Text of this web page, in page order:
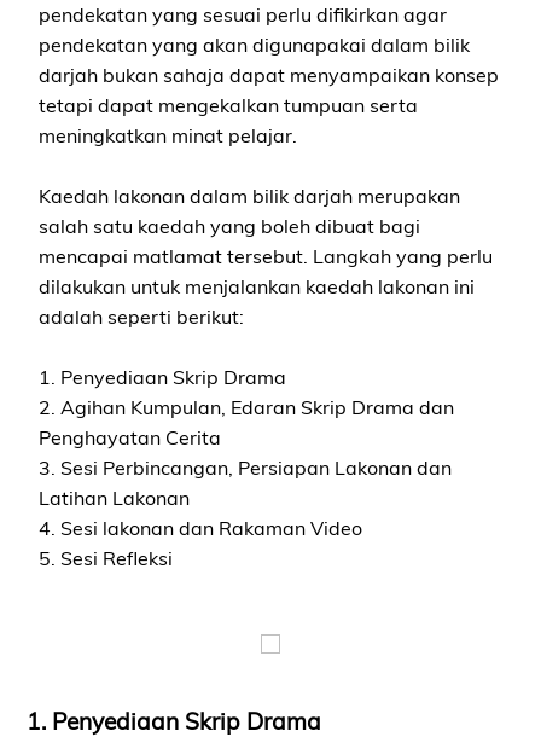
pendekatan yang sesuai perlu difikirkan agar
pendekatan yang akan digunapakai dalam bilik
darjah bukan sahaja dapat menyampaikan konsep
tetapi dapat mengekalkan tumpuan serta
meningkatkan minat pelajar.
Kaedah lakonan dalam bilik darjah merupakan
salah satu kaedah yang boleh dibuat bagi
mencapai matlamat tersebut. Langkah yang perlu
dilakukan untuk menjalankan kaedah lakonan ini
adalah seperti berikut:
1. Penyediaan Skrip Drama
2. Agihan Kumpulan, Edaran Skrip Drama dan
Penghayatan Cerita
3. Sesi Perbincangan, Persiapan Lakonan dan
Latihan Lakonan
4. Sesi lakonan dan Rakaman Video
5. Sesi Refleksi
1. Penyediaan Skrip Drama